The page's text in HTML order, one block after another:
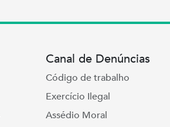
Canal de Denúncias
Código de trabalho
Exercício Ilegal
Assédio Moral